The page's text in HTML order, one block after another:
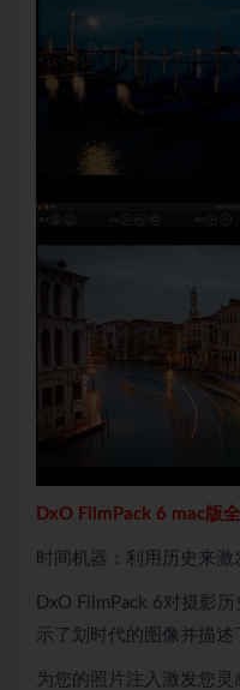
DxO FilmPack 6 mac版
时间机器：利用历史来激
DxO FilmPack 6对摄影
示了划时代的图像并描述
为您的照片注入激发您灵